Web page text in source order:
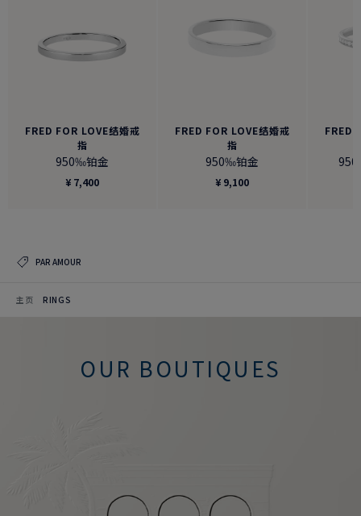
FRED FOR LOVE结婚戒
指
950‰铂金
¥ 7,400
FRED FOR LOVE结婚戒
指
950‰铂金
¥ 9,100
FRED
PAR AMOUR
主页 RINGS
OUR BOUTIQUES